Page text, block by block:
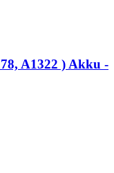
A1322 ) Akku -